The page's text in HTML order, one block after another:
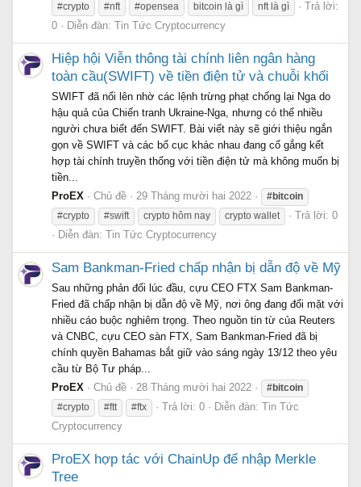
#crypto #nft #opensea bitcoin là gì nft là gì
Trả lời:
0
Diễn đàn: Tin Tức Cryptocurrency
Hiệp hội Viễn thông tài chính liên ngân hàng
toàn cầu(SWIFT) về tiền điện tử và chuỗi khối
SWIFT đã nổi lên nhờ các lệnh trừng phạt chống lại Nga do
hậu quả của Chiến tranh Ukraine-Nga, nhưng có thể nhiều
người chưa biết đến SWIFT. Bài viết này sẽ giới thiệu ngắn
gọn về SWIFT và các bố cục khác nhau đang cố gắng kết
hợp tài chính truyền thống với tiền điện tử mà không muốn bị
tiền...
ProEX
Chủ đề 29 Tháng mười hai 2022
#bitcoin
#crypto
#swift crypto hôm nay crypto wallet
Trả lời: 0
Diễn đàn: Tin Tức Cryptocurrency
Sam Bankman-Fried chấp nhận bị dẫn độ về Mỹ
Sau những phản đối lúc đầu, cựu CEO FTX Sam Bankman-
Fried đã chấp nhận bị dẫn độ về Mỹ, nơi ông đang đối mặt với
nhiều cáo buộc nghiêm trọng. Theo nguồn tin từ của Reuters
và CNBC, cựu CEO sàn FTX, Sam Bankman-Fried đã bị
chính quyền Bahamas bắt giữ vào sáng ngày 13/12 theo yêu
cầu từ Bộ Tư pháp...
ProEX
Chủ đề 28 Tháng mười hai 2022
#bitcoin
#crypto
#ftt #ftx Trả lời: 0 Diễn đàn: Tin Tức
Cryptocurrency
ProEX hợp tác với ChainUp để nhập Merkle
Tree